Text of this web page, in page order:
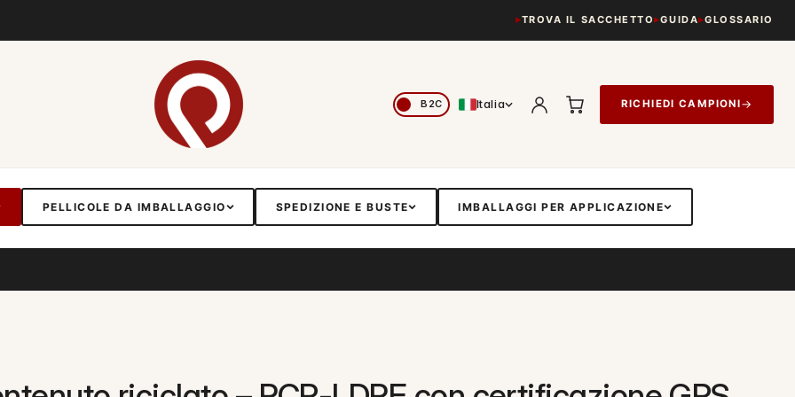
TROVA IL SACCHETTO GUIDA GLOSSARIO
Italia RICHIEDI CAMPIONI→
PELLICOLE DA IMBALLAGGIO SPEDIZIONE E BUSTE IMBALLAGGI PER APPLICAZIONE